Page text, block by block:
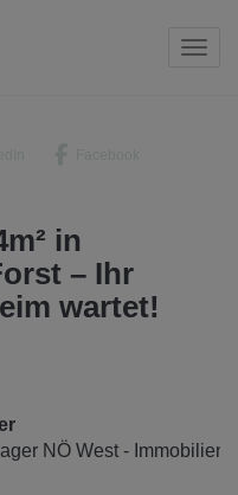
in
– Ihr
wartet!
NÖ West -